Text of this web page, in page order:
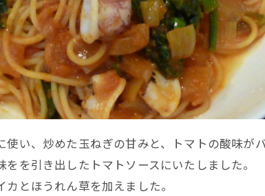
使い、炒めた玉ねぎの甘みと、トマトの酸味が
をを引き出したトマトソースにいたしました。
カとほうれん草を加えました。